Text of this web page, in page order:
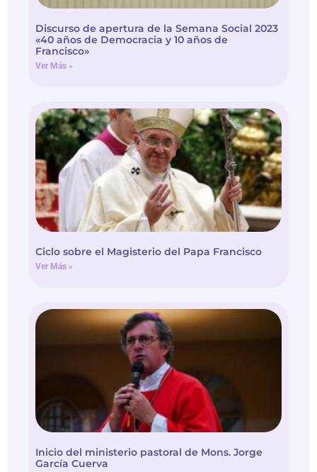
Discurso de apertura de la Semana Social 2023
«40 años de Democracia y 10 años de
Francisco»
Ver Más »
Ciclo sobre el Magisterio del Papa Francisco
Ver Más »
Inicio del ministerio pastoral de Mons. Jorge
García Cuerva